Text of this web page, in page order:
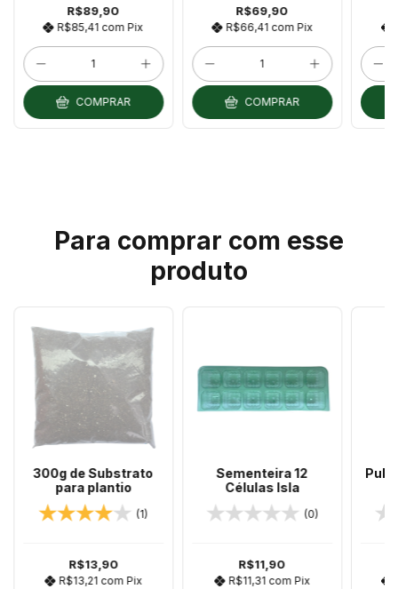
R$89,90
R$85,41 com Pix
COMPRAR
R$69,90
R$66,41 com Pix
COMPRAR
Para comprar com esse
produto
300g de Substrato
para plantio
(1)
R$13,90
R$13,21 com Pix
Sementeira 12
Células Isla
(0)
R$11,90
R$11,31 com Pix